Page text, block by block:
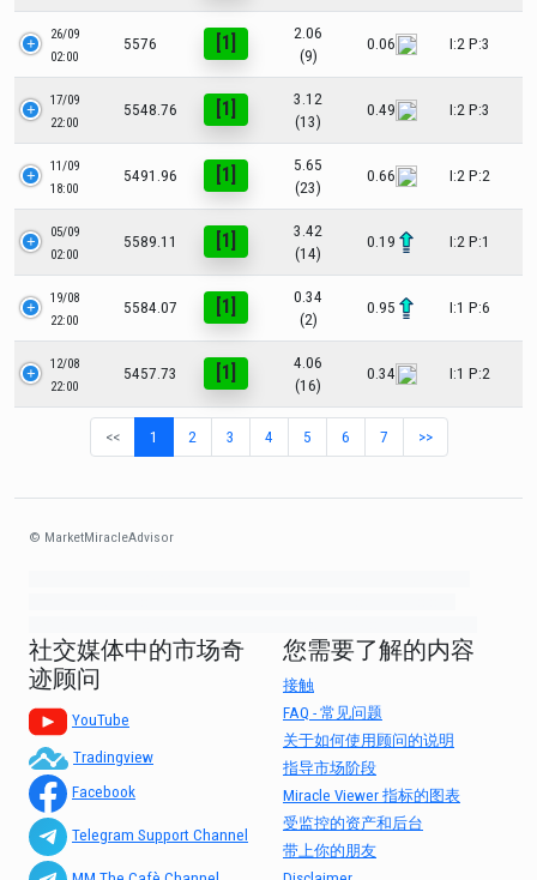
26/09
02:00
5576 [1]
2.06
(9)
0.06 I:2 P:3
17/09
22:00
5548.76 [1]
3.12
(13)
0.49 I:2 P:3
11/09
18:00
5491.96 [1]
5.65
(23)
0.66 I:2 P:2
05/09
02:00
5589.11 [1]
3.42
(14)
0.19 I:2 P:1
19/08
22:00
5584.07 [1]
0.34
(2)
0.95 I:1 P:6
12/08
22:00
5457.73 [1]
4.06
(16)
0.34 I:1 P:2
<< 1 2 3 4 5 6 7 >>
© MarketMiracleAdvisor
社交媒体中的市场奇
迹顾问
YouTube
Tradingview
Facebook
Telegram Support Channel
您需要了解的内容
接触
FAQ - 常见问题
关于如何使用顾问的说明
指导市场阶段
Miracle Viewer 指标的图表
受监控的资产和后台
带上你的朋友